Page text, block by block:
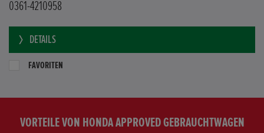
0361-4210958
DETAILS
FAVORITEN
VORTEILE VON HONDA APPROVED GEBRAUCHTWAGEN